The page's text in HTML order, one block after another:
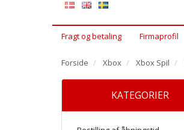
Fragt og betaling Firmaprofil
Forside Xbox Xbox Spil
KATEGORIER